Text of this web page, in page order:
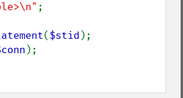
;
($stid
);